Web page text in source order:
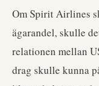
Om Spirit Airlines
ägarandel, skulle
relationen mellan
drag skulle kunna